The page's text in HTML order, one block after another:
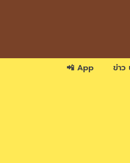
📲 App ข่าว